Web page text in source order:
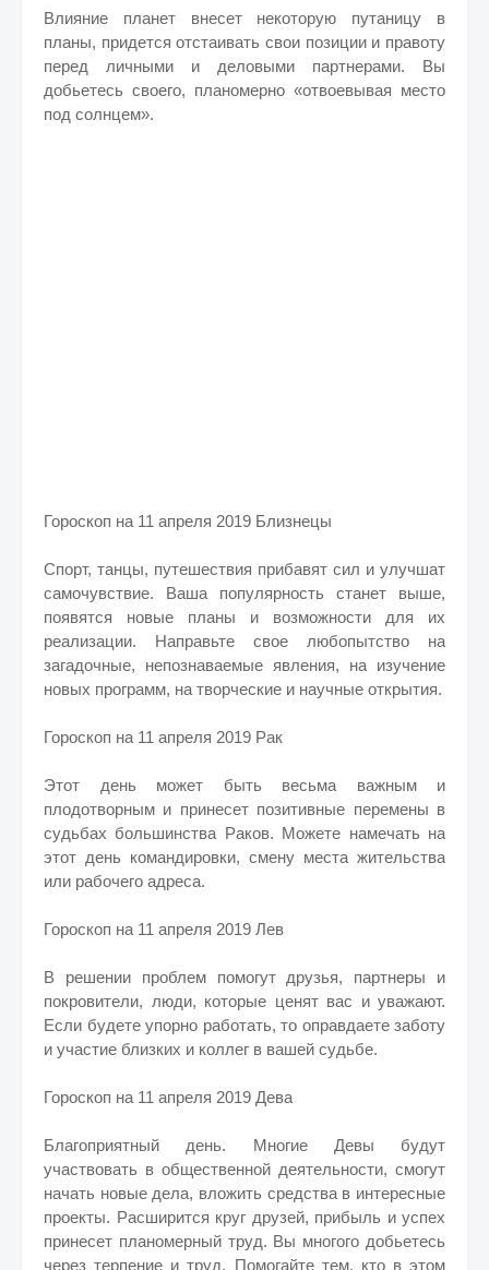
Влияние планет внесет некоторую путаницу в
планы, придется отстаивать свои позиции и правоту
перед личными и деловыми партнерами. Вы
добьетесь своего, планомерно «отвоевывая место
под солнцем».
Гороскоп на 11 апреля 2019 Близнецы
Спорт, танцы, путешествия прибавят сил и улучшат
самочувствие. Ваша популярность станет выше,
появятся новые планы и возможности для их
реализации. Направьте свое любопытство на
загадочные, непознаваемые явления, на изучение
новых программ, на творческие и научные открытия.
Гороскоп на 11 апреля 2019 Рак
Этот день может быть весьма важным и
плодотворным и принесет позитивные перемены в
судьбах большинства Раков. Можете намечать на
этот день командировки, смену места жительства
или рабочего адреса.
Гороскоп на 11 апреля 2019 Лев
В решении проблем помогут друзья, партнеры и
покровители, люди, которые ценят вас и уважают.
Если будете упорно работать, то оправдаете заботу
и участие близких и коллег в вашей судьбе.
Гороскоп на 11 апреля 2019 Дева
Благоприятный день. Многие Девы будут
участвовать в общественной деятельности, смогут
начать новые дела, вложить средства в интересные
проекты. Расширится круг друзей, прибыль и успех
принесет планомерный труд. Вы многого добьетесь
через терпение и труд. Помогайте тем, кто в этом